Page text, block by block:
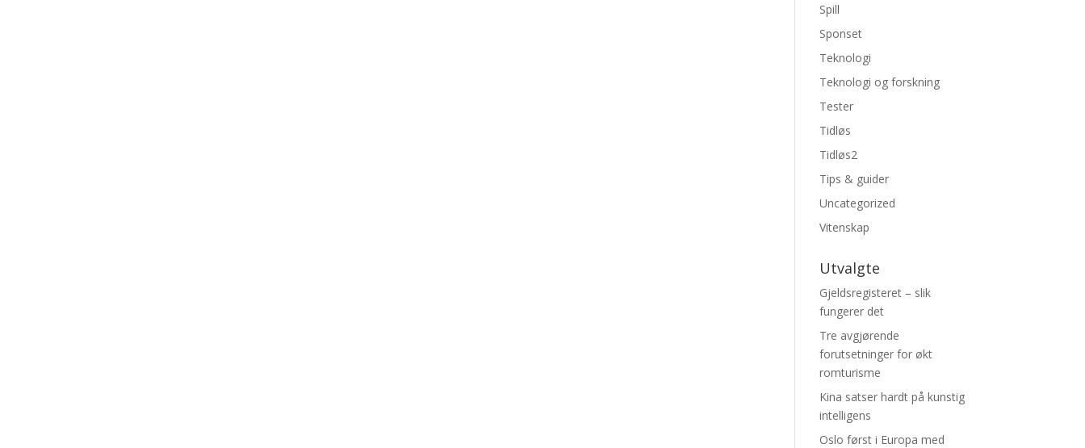
Spill
Sponset
Teknologi
Teknologi og forskning
Tester
Tidløs
Tidløs2
Tips & guider
Uncategorized
Vitenskap
Utvalgte
Gjeldsregisteret – slik
fungerer det
Tre avgjørende
forutsetninger for økt
romturisme
Kina satser hardt på kunstig
intelligens
Oslo først i Europa med